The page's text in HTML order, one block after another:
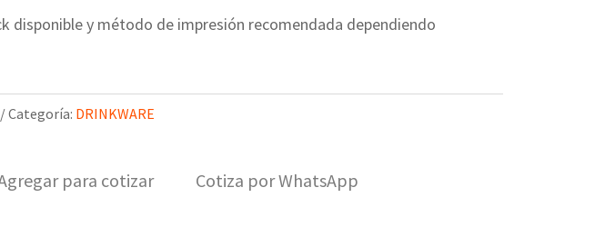
disponible y método de impresión recomendada dependiendo
Categoría: DRINKWARE
para cotizar Cotiza por WhatsApp